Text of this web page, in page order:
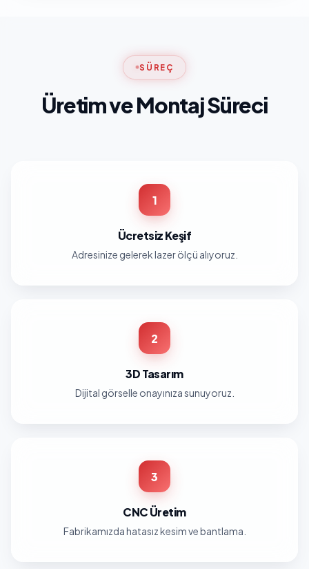
SÜREÇ
Üretim ve Montaj Süreci
1
Ücretsiz Keşif
Adresinize gelerek lazer ölçü alıyoruz.
2
3D Tasarım
Dijital görselle onayınıza sunuyoruz.
3
CNC Üretim
Fabrikamızda hatasız kesim ve bantlama.